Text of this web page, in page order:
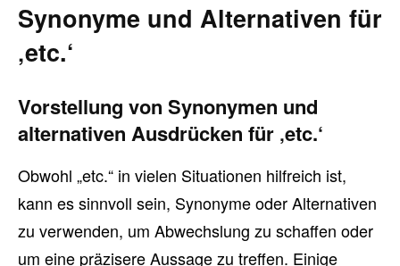
Synonyme und Alternativen für
‚etc.‘
Vorstellung von Synonymen und
alternativen Ausdrücken für ‚etc.‘
Obwohl „etc.“ in vielen Situationen hilfreich ist,
kann es sinnvoll sein, Synonyme oder Alternativen
zu verwenden, um Abwechslung zu schaffen oder
um eine präzisere Aussage zu treffen. Einige